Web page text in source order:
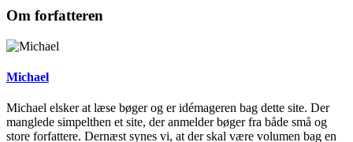
Om forfatteren
Michael
Michael elsker at læse bøger og er idémageren bag dette site. Der
manglede simpelthen et site, der anmelder bøger fra både små og
store forfattere. Dernæst synes vi, at der skal være volumen bag en